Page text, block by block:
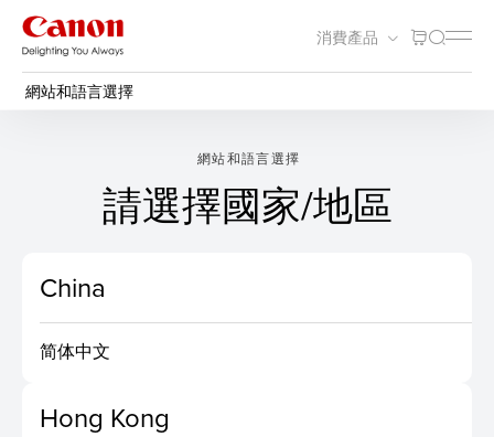
消費產品
網站和語言選擇
網站和語言選擇
請選擇國家/地區
China
简体中文
Hong Kong